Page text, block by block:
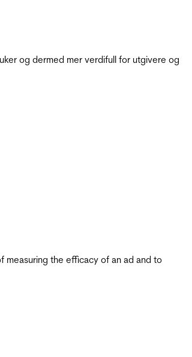
og dermed mer verdifull for utgivere og
the efficacy of an ad and to